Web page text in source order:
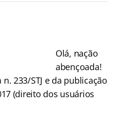
Olá, nação
abençoada!
233/STJ e da publicação
(direito dos usuários